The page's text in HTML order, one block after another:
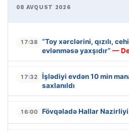
08 AVQUST 2026
17:38
“Toy xərclərini, qızılı,
evlənməsə yaxşıdır” —
17:32
İşlədiyi evdən 10 min
saxlanıldı
16:00 Fövqəladə Hallar